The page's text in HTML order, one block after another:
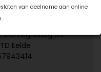
van deelname aan online
Skin Clinic
J.G. Legroweg 94
Eelde